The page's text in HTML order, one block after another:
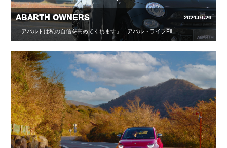
ABARTH OWNERS 2024.01.26
「アバルトは私の自信を高めてくれます」 アバルトライフFil...